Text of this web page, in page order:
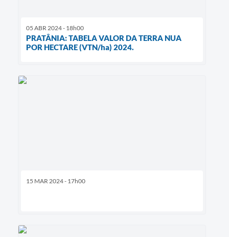
05 ABR 2024 - 18h00
PRATÂNIA: TABELA VALOR DA TERRA NUA
POR HECTARE (VTN/ha) 2024.
15 MAR 2024 - 17h00